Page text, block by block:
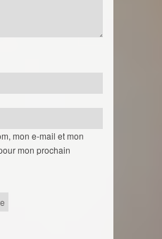
mon e-mail et mon
mon prochain